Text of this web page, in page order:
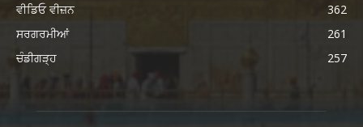
ਵੀਡਿਓ ਵੀਜ਼ਨ
362
ਸਰਗਰਮੀਆਂ
261
ਚੰਡੀਗੜ੍ਹ
257